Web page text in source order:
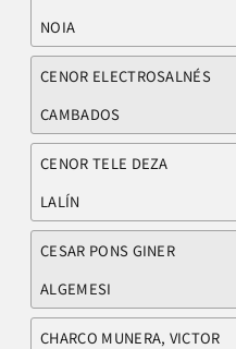
NOIA
CENOR ELECTROSALNÉS
CAMBADOS
CENOR TELE DEZA
LALÍN
CESAR PONS GINER
ALGEMESI
CHARCO MUNERA, VICTOR